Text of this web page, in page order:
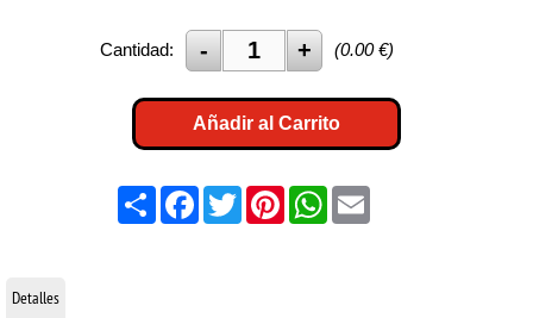
Cantidad: (0.00€)
Añadir al Carrito
ShareFacebook
TwitterPinterestWhatsApp
Detalles